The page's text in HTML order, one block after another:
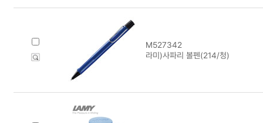
M527342
라미)사파리 볼펜(214/청)